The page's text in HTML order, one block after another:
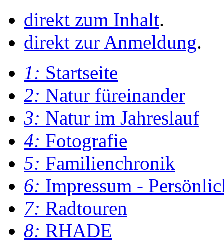
direkt zum Inhalt.
direkt zur Anmeldung.
1: Startseite
2: Natur füreinander
3: Natur im Jahreslauf
4: Fotografie
5: Familienchronik
6: Impressum -
7: Radtouren
8: RHADE